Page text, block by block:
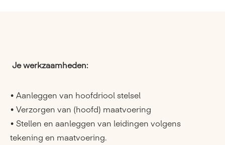
Je werkzaamheden:
• Aanleggen van hoofdriool stelsel
• Verzorgen van (hoofd) maatvoering
• Stellen en aanleggen van leidingen volgens
tekening en maatvoering.